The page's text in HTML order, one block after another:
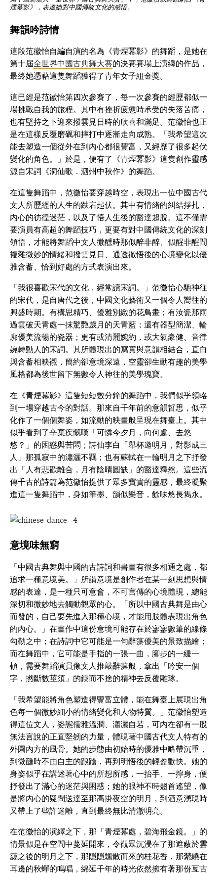
煙冪影》，表達她對中國傳統文化的感悟。
舞韻吟詩情
這段范徽怡自編自演的名為《青煙冪影》的舞蹈，是她在
第十屆全世界中國古典舞大賽的決賽賽場上演繹的作品，
最終她憑藉這隻舞蹈獲得了青年女子組金獎。
這已經是范徽怡第四次參賽了，每一次參賽的經歷都似一
場挑戰自我的旅程。其中有挫折疲憊時承受的失落苦痛，
也有堅持之下迎來撥雲見日時的欣喜和滿足。范徽怡也正
是在這樣反覆磨礪和摔打中逐漸走向成熟。「我希望這次
能去塑造一個從外在到內心都很豐富，又經歷了很多起伏
變化的角色。」於是，便有了《青煙冪影》這隻創作靈感
源自宋詞《洞仙歌．泗州中秋作》的舞蹈。
在這隻舞蹈中，范徽怡要穿越時空，表現出一位中國古代
文人所歷經的人生的跌宕起伏。其中有情緒的糾結掙扎，
內心的彷徨迷茫，以及了悟人生後的豁達超脫。這不僅需
要演員有高超的舞蹈技巧，更要有對中國傳統文化的深刻
領悟，才能將舞蹈中文人微醺時那似醉非醉、似醒非醒間
複雜微妙的情緒和撥雲見日、通透徹悟後的心境變化以優
雅含蓄、恰到好處的方式表演出來。
「我很喜歡宋代的文化，經常讀宋詞。」范徽怡心馳神往
的宋代，是自唐代之後，中國文化藝術又一個令人嚮往的
興盛時期。有構思精巧、優雅別緻的花鳥畫；有汝瓷那雨
過雲破天青處一抹驚艷歲月的天青藍；還有器型簡潔、輪
廓優美流暢的瓷器；更有或清麗婉約，或大氣豪健、音律
婉轉動人的宋詞。其所體現出的寫實與意韻相結合，直白
與含蓄相映襯，簡約卻意境深遠，空靈卻生動有趣的美學
風格都為後世留下無數令人神往的美學瑰寶。
在《青煙冪影》這隻短短數分鐘的舞蹈中，我們似乎領略
到一場穿越古今的對話。那來自千年前的意韻哲思，似乎
化作了一個個舞姿，如流動的映畫般呈現在舞臺上。其中
似乎看到了辛棄疾慨嘆「可憐今夕月，向何處、去悠
悠？」的困惑與苦悶；詩仙李白「舉杯邀明月，對影成三
人」那孤寂中的瀟灑不羈；也有蘇軾在一輪明月之下抒發
出「人有悲歡離合，月有陰晴圓缺」的豁達釋然。這些流
傳千古的詩篇為范徽怡提供了眾多寶貴的靈感，最終凝聚
進這一隻舞蹈中，身如筆墨、韻似樂音，餘味悠長雋永。
意境味無窮
「中國古典舞與中國的古詩詞和書畫有很多相通之處，都
追求一種意境美。」所謂意境是創作者在某一刻思想與情
感的表達，是一種只可意會，不可言傳的心境體現，總能
深切和微妙地去觸動觀眾的心。「所以中國古典舞是由心
而發的，自己要先進入那種心境，才能用肢體表現出角色
的內心。」在畫作中這份意境可能存在於寥寥數筆的線條
勾勒之中；在詩詞中它可能是一句辭藻優美的景致描繪；
而在舞蹈中，它可能是手指的一張一曲，腳步的一緩一
頓，需要舞蹈演員像文人推敲辭藻般，拿出「吟安一個
字，撚斷數莖須」的鍥而不捨的精神去反覆雕琢。
「我希望能將角色塑造得豐富立體，能在舞臺上展現出角
色每一個微妙細小的情緒變化和人物特質。」范徽怡塑造
得這位文人，姿態儒雅溫潤、瀟灑自若，可內在卻有一股
無法言說的正直堅韌的力量，體現著中國古代文人特有的
外圓內方的風骨。她的步態由初始時的優雅中略帶沉重，
到微醺時不由自主的踉蹌，再到明悟後的輕盈歡快。她的
身姿似乎在講述著心中的所想所感，一抬手、一擰身，便
抒發出了滿心的迷茫與困惑；她的眼神不時翹首遙望，像
是將內心的疑問送達至那高掛夜空的明月，到酒意湧現時
又帶上了些許迷離，直到最終無比清澈明亮。
在范徽怡的演繹之下，那「青煙冪處，碧海飛金鏡。」的
情景似是在空間中蔓延開來，令觀眾沉浸在了那遮蔽於雲
靄之後的明月之下，那隱隱飄散而來的桂花香，那縈繞在
耳邊的秋蟬的鳴唱，綿延千年的時光依然擁有著那份亙古